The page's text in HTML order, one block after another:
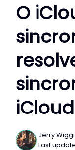
O
iCloud
Jerry
Last